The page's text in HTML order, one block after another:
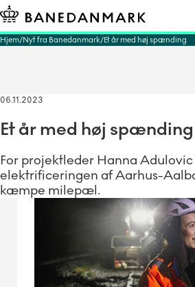
Hjem Nyt fra Banedanmark Et år med høj spænding
06.11.2023
Et år med høj spænding
For projektleder Hanna
elektrificeringen af Aarhus-
kæmpe milepæl.